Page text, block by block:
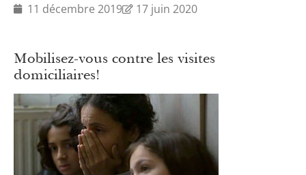
11 décembre 2019 17 juin 2020
Mobilisez-vous contre les visites
domiciliaires!